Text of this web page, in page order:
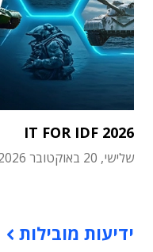
IT FOR IDF 2026
שלישי, 20 באוקטובר 2026
ידיעות מובילות